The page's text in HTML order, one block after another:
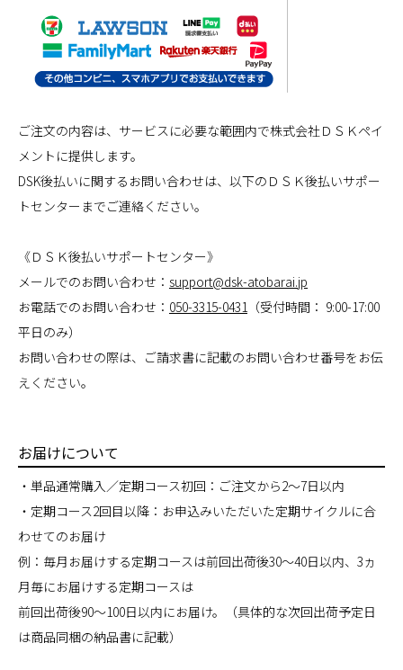
ご注文の内容は、サービスに必要な範囲内で株式会社ＤＳＫペイ
メントに提供します。
DSK後払いに関するお問い合わせは、以下のＤＳＫ後払いサポー
トセンターまでご連絡ください。
《ＤＳＫ後払いサポートセンター》
メールでのお問い合わせ： support@dsk-atobarai.jp
お電話でのお問い合わせ： 050-3315-0431 （受付時間： 9:00-17:00
平日のみ）
お問い合わせの際は、ご請求書に記載のお問い合わせ番号をお伝
えください。
お届けについて
・単品通常購入／定期コース初回：ご注文から2～7日以内
・定期コース2回目以降：お申込みいただいた定期サイクルに合
わせてのお届け
例：毎月お届けする定期コースは前回出荷後30～40日以内、3ヵ
月毎にお届けする定期コースは
前回出荷後90～100日以内にお届け。（具体的な次回出荷予定日
は商品同梱の納品書に記載）